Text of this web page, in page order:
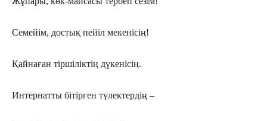
Семейім, достық пейіл мекенісің!
Қайнаған тіршіліктің дүкенісің.
Интернатты бітірген түлектердің –